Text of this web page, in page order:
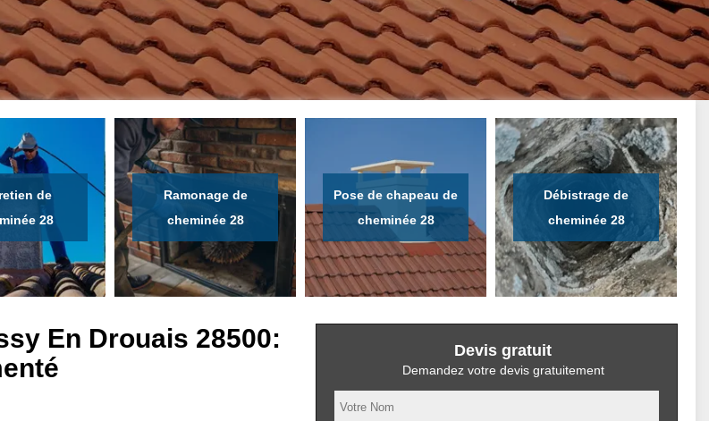
de
28
Ramonage de
cheminée 28
Pose de chapeau de
cheminée 28
Débistrage de
cheminée 28
En Drouais 28500:
Devis gratuit
Demandez votre devis gratuitement